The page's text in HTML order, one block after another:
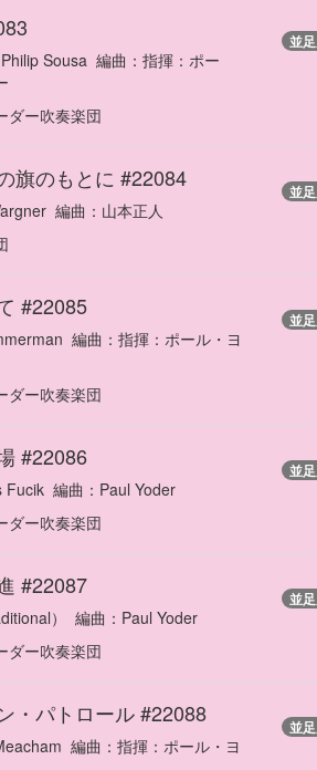
Sousa 編曲： 指揮：ポー
ダー吹奏楽団
並
旗のもとに #22084
編曲： 山本正人
並
#22085
編曲： 指揮：ポール・ヨ
ダー吹奏楽団
並
#22086
Fucik 編曲： Paul Yoder
ダー吹奏楽団
並
#22087
） 編曲： Paul Yoder
ダー吹奏楽団
並
・パトロール#22088
編曲： 指揮：ポール・ヨ
並